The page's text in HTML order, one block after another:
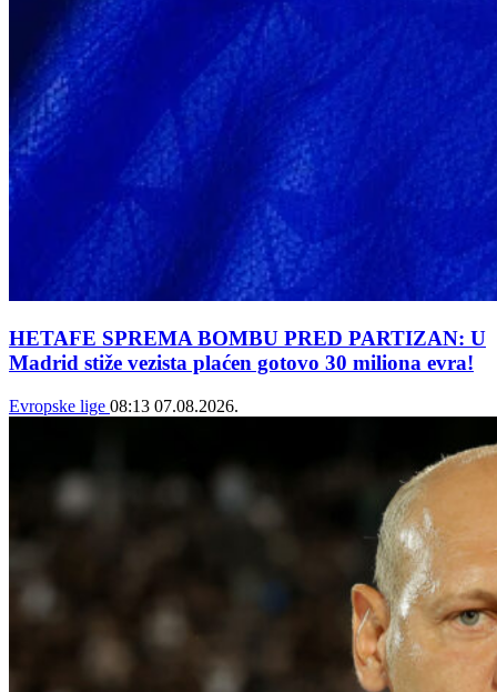
HETAFE SPREMA BOMBU PRED PARTIZAN: U
Madrid stiže vezista plaćen gotovo 30 miliona evra!
Evropske lige 08:13 07.08.2026.